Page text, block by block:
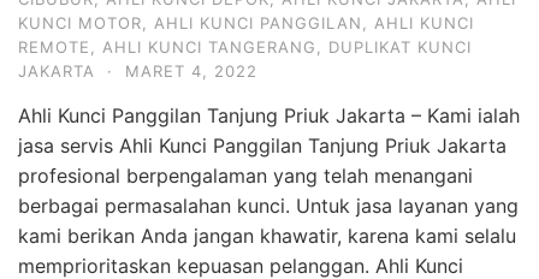
KUNCI MOTOR
AHLI KUNCI PANGGILAN
AHLI KUNCI
REMOTE
AHLI KUNCI TANGERANG
DUPLIKAT KUNCI
JAKARTA
· MARET 4, 2022
Ahli Kunci Panggilan Tanjung Priuk Jakarta – Kami ialah
jasa servis Ahli Kunci Panggilan Tanjung Priuk Jakarta
profesional berpengalaman yang telah menangani
berbagai permasalahan kunci. Untuk jasa layanan yang
kami berikan Anda jangan khawatir, karena kami selalu
memprioritaskan kepuasan pelanggan. Ahli Kunci